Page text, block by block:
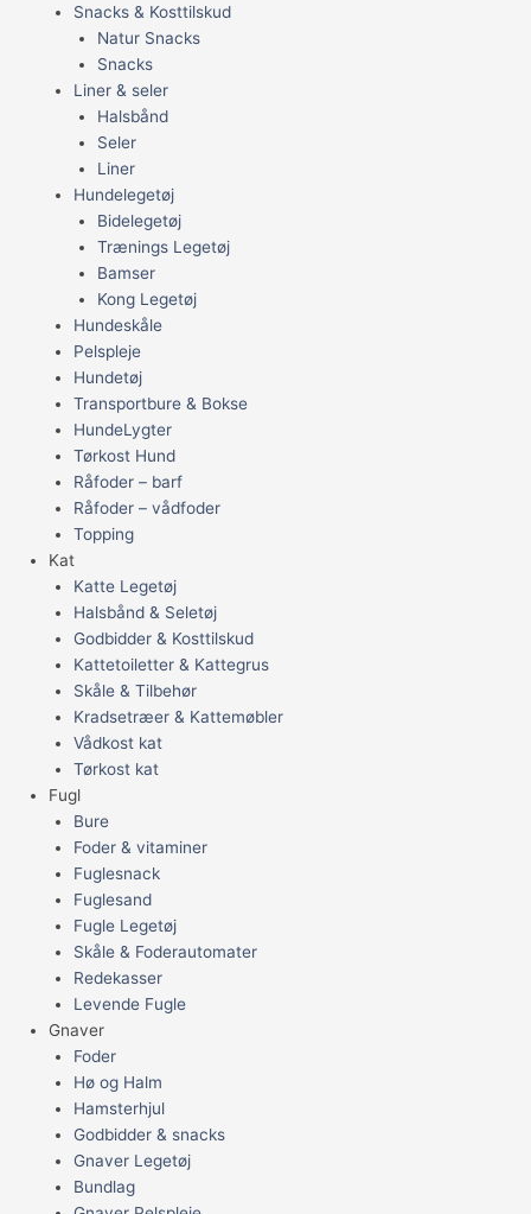
Snacks & Kosttilskud
Natur Snacks
Snacks
Liner & seler
Halsbånd
Seler
Liner
Hundelegetøj
Bidelegetøj
Trænings Legetøj
Bamser
Kong Legetøj
Hundeskåle
Pelspleje
Hundetøj
Transportbure & Bokse
HundeLygter
Tørkost Hund
Råfoder – barf
Råfoder – vådfoder
Topping
Kat
Katte Legetøj
Halsbånd & Seletøj
Godbidder & Kosttilskud
Kattetoiletter & Kattegrus
Skåle & Tilbehør
Kradsetræer & Kattemøbler
Vådkost kat
Tørkost kat
Fugl
Bure
Foder & vitaminer
Fuglesnack
Fuglesand
Fugle Legetøj
Skåle & Foderautomater
Redekasser
Levende Fugle
Gnaver
Foder
Hø og Halm
Hamsterhjul
Godbidder & snacks
Gnaver Legetøj
Bundlag